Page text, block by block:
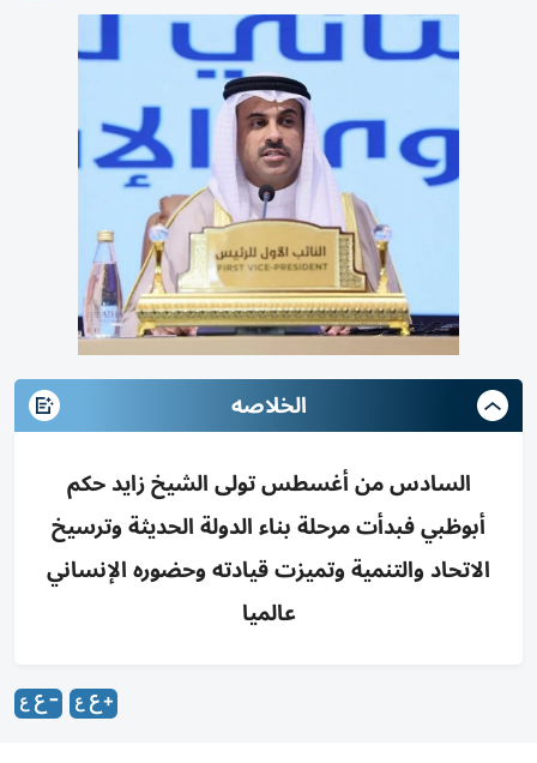
الخلاصه
السادس من أغسطس تولى الشيخ زايد حكم
أبوظبي فبدأت مرحلة بناء الدولة الحديثة وترسيخ
الاتحاد والتنمية وتميزت قيادته وحضوره الإنساني
عالميا